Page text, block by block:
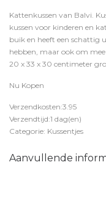
Kattenkussen van Balvi.
kussen voor kinderen en
buik en heeft een schattig
hebben, maar ook om
20 x 33 x 30 centimeter
Nu Kopen
Verzendkosten:3.95
Verzendtijd:1 dag(en)
Categorie: Kussentjes
Aanvullende